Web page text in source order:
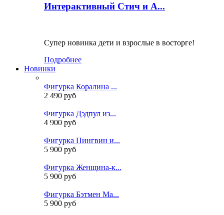
Интерактивный Стич и А...
Супер новинка дети и взрослые в восторге!
Подробнее
Новинки
Фигурка Коралина ...
2 490 руб
Фигурка Дэдпул из...
4 900 руб
Фигурка Пингвин и...
5 900 руб
Фигурка Женщина-к...
5 900 руб
Фигурка Бэтмен Ма...
5 900 руб